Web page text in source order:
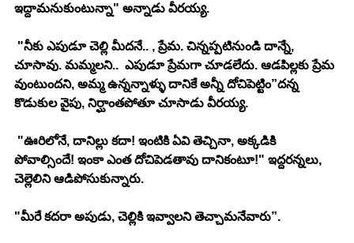
ఇద్దామనుకుంటున్నా" అన్నాడు వీరయ్య.
"నీకు ఎపుడూ చెల్లి మీదనే.. , ప్రేమ. చిన్నప్పటినుండి దాన్నే,
చూసావు. మమ్మలని..  ఎపుడూ ప్రేమగా చూడలేదు. ఆడపిల్లకు ప్రేమ
వుంటుందని, అమ్మ ఉన్నన్నాళ్ళు దానికే అన్నీ దోచిపెట్టిం”దన్న
కొడుకుల వైపు, నిర్ఘాంతపోతూ చూసాడు వీరయ్య.
"ఊరిలోనే, దానిల్లు కదా! ఇంటికి ఏవి తెచ్చినా, అక్కడికి
పోవాల్సిందే! ఇంకా ఎంత దోచిపెడతావు దానికంటూ!" ఇద్దరన్నలు,
చెల్లెలిని ఆడిపోసుకున్నారు.
"మీరే కదరా అపుడు, చెల్లికి ఇవ్వాలని తెచ్చామనేవారు”.